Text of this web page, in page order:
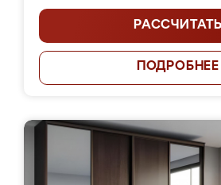
РАССЧИТАТЬ
ПОДРОБНЕЕ